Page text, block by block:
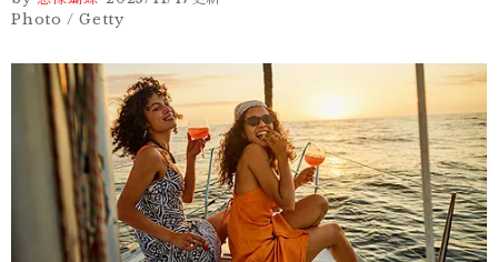
Photo / Getty